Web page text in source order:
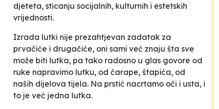
djeteta, sticanju socijalnih, kulturnih i estetskih
vrijednosti.
Izrada lutki nije prezahtjevan zadatak za
prvačiće i drugačiće, oni sami već znaju šta sve
može biti lutka, pa tako radosno u glas govore od
ruke napravimo lutku, od čarape, štapića, od
naših dijelova tijela. Na prstić nacrtamo oči i usta, i
to je već jedna lutka.